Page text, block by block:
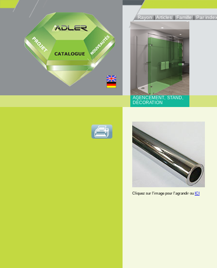
Rayon|Articles|Famille|Par index
AGENCEMENT, STAND,
DÉCORATION
Cliquez sur l'image pour l'agrandir ou ICI